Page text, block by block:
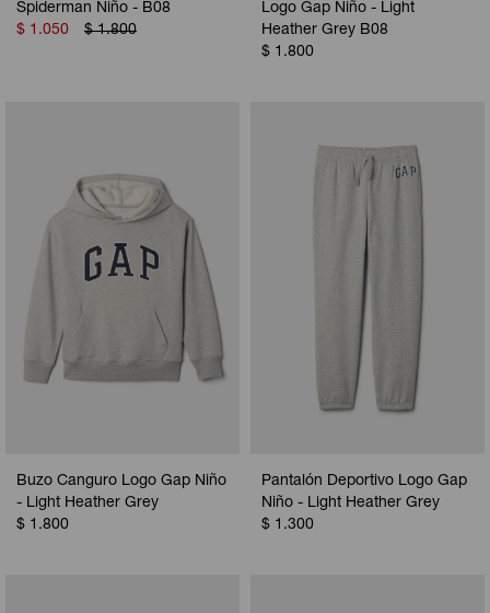
Spiderman Niño - B08
$ 1.050 $ 1.800
Logo Gap Niño - Light
Heather Grey B08
$ 1.800
Buzo Canguro Logo Gap Niño
- Light Heather Grey
$ 1.800
Pantalón Deportivo Logo Gap
Niño - Light Heather Grey
$ 1.300